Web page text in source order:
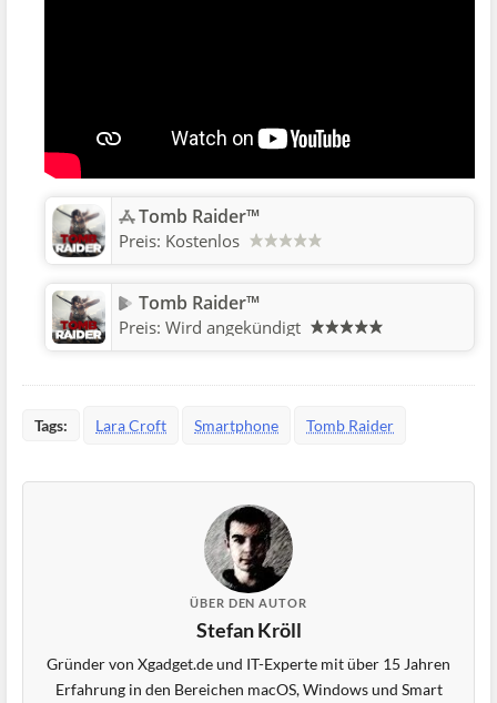
Tomb Raider™
Preis: Kostenlos
Tomb Raider™
Preis: Wird angekündigt
Tags: Lara Croft Smartphone Tomb Raider
ÜBER DEN AUTOR
Stefan Kröll
Gründer von Xgadget.de und IT-Experte mit über 15 Jahren
Erfahrung in den Bereichen macOS, Windows und Smart